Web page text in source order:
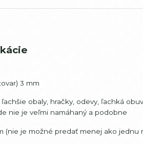
3 mm
obaly, hračky, odevy, ľachká
nie je veľmi namáhaný a podobne
(nie je možné predať menej ako jednu